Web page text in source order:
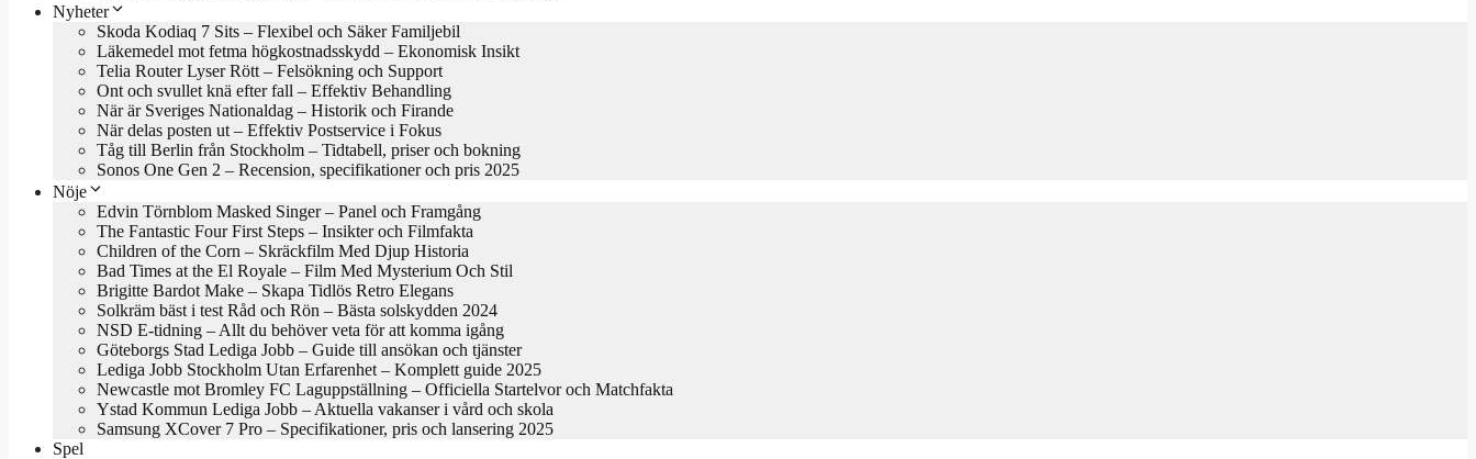
Nyheter
Skoda Kodiaq 7 Sits – Flexibel och Säker Familjebil
Läkemedel mot fetma högkostnadsskydd – Ekonomisk Insikt
Telia Router Lyser Rött – Felsökning och Support
Ont och svullet knä efter fall – Effektiv Behandling
När är Sveriges Nationaldag – Historik och Firande
När delas posten ut – Effektiv Postservice i Fokus
Tåg till Berlin från Stockholm – Tidtabell, priser och bokning
Sonos One Gen 2 – Recension, specifikationer och pris 2025
Nöje
Edvin Törnblom Masked Singer – Panel och Framgång
The Fantastic Four First Steps – Insikter och Filmfakta
Children of the Corn – Skräckfilm Med Djup Historia
Bad Times at the El Royale – Film Med Mysterium Och Stil
Brigitte Bardot Make – Skapa Tidlös Retro Elegans
Solkräm bäst i test Råd och Rön – Bästa solskydden 2024
NSD E-tidning – Allt du behöver veta för att komma igång
Göteborgs Stad Lediga Jobb – Guide till ansökan och tjänster
Lediga Jobb Stockholm Utan Erfarenhet – Komplett guide 2025
Newcastle mot Bromley FC Laguppställning – Officiella Startelvor och Matchfakta
Ystad Kommun Lediga Jobb – Aktuella vakanser i vård och skola
Samsung XCover 7 Pro – Specifikationer, pris och lansering 2025
Spel